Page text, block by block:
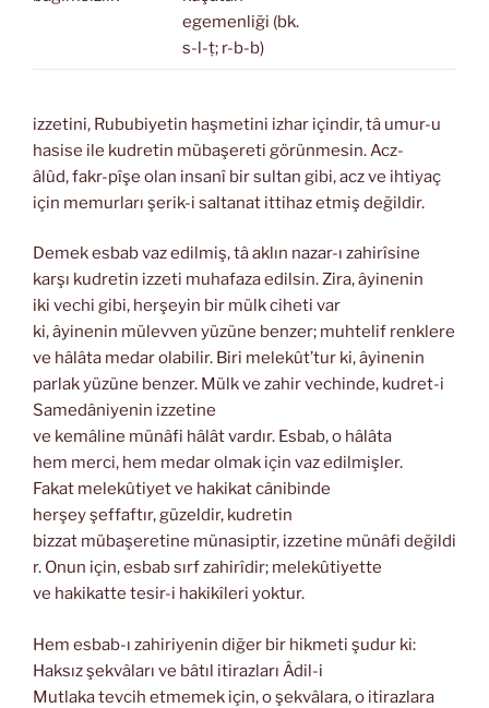
egemenliği (bk.
s-l-ṭ; r-b-b)
izzetini, Rububiyetin haşmetini izhar içindir, tâ umur-u
hasise ile kudretin mübaşereti görünmesin. Acz-
âlûd, fakr-pîşe olan insanî bir sultan gibi, acz ve ihtiyaç
için memurları şerik-i saltanat ittihaz etmiş değildir.
Demek esbab vaz edilmiş, tâ aklın nazar-ı zahirîsine
karşı kudretin izzeti muhafaza edilsin. Zira, âyinenin
iki vechi gibi, herşeyin bir mülk ciheti var
ki, âyinenin mülevven yüzüne benzer; muhtelif renklere
ve hâlâta medar olabilir. Biri melekût’tur ki, âyinenin
parlak yüzüne benzer. Mülk ve zahir vechinde, kudret-i
Samedâniyenin izzetine
ve kemâline münâfi hâlât vardır. Esbab, o hâlâta
hem merci, hem medar olmak için vaz edilmişler.
Fakat melekûtiyet ve hakikat cânibinde
herşey şeffaftır, güzeldir, kudretin
bizzat mübaşeretine münasiptir, izzetine münâfi değildi
r. Onun için, esbab sırf zahirîdir; melekûtiyette
ve hakikatte tesir-i hakikîleri yoktur.
Hem esbab-ı zahiriyenin diğer bir hikmeti şudur ki:
Haksız şekvâları ve bâtıl itirazları Âdil-i
Mutlaka tevcih etmemek için, o şekvâlara, o itirazlara